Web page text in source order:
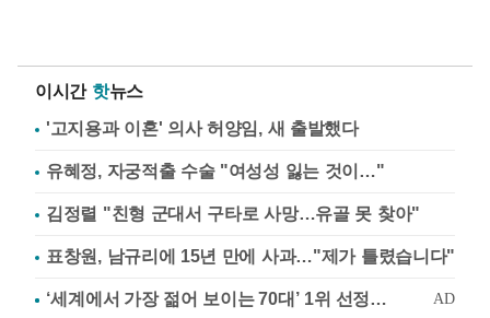
이시간 핫뉴스
'고지용과 이혼' 의사 허양임, 새 출발했다
유혜정, 자궁적출 수술 "여성성 잃는 것이…"
김정렬 "친형 군대서 구타로 사망…유골 못 찾아"
표창원, 남규리에 15년 만에 사과…"제가 틀렸습니다"